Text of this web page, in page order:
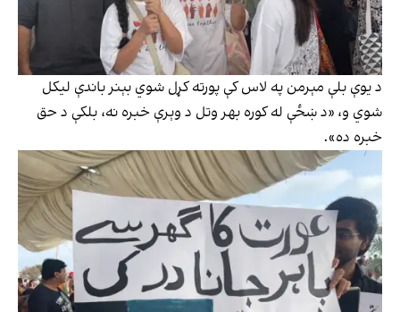
د يوې بلې مېرمن په لاس کې پورته کړل شوي بېنر باندې ليکل
شوي و، «د ښځې له کوره بهر وتل د وېرې خبره نه، بلکې د حق
خبره ده».